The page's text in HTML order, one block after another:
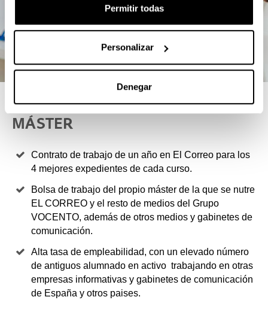
Permitir todas
Personalizar
Denegar
4 RAZONES PARA ELEGIR ESTE
MÁSTER
Contrato de trabajo de un año en El Correo para los
4 mejores expedientes de cada curso.
Bolsa de trabajo del propio máster de la que se nutre
EL CORREO y el resto de medios del Grupo
VOCENTO, además de otros medios y gabinetes de
comunicación.
Alta tasa de empleabilidad, con un elevado número
de antiguos alumnado en activo trabajando en otras
empresas informativas y gabinetes de comunicación
de España y otros paises.